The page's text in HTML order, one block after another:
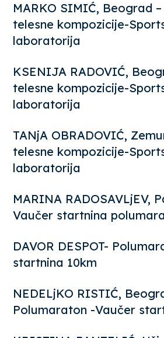
MARKO SIMIĆ, Beograd
telesne kompozicije-
laboratorija
KSENIJA RADOVIĆ,
telesne kompozicije-
laboratorija
TANjA OBRADOVIĆ,
telesne kompozicije-
laboratorija
MARINA RADOSAVLjEV,
Vaučer startnina
DAVOR DESPOT-
startnina 10km
NEDELjKO RISTIĆ,
Polumaraton -Vaučer